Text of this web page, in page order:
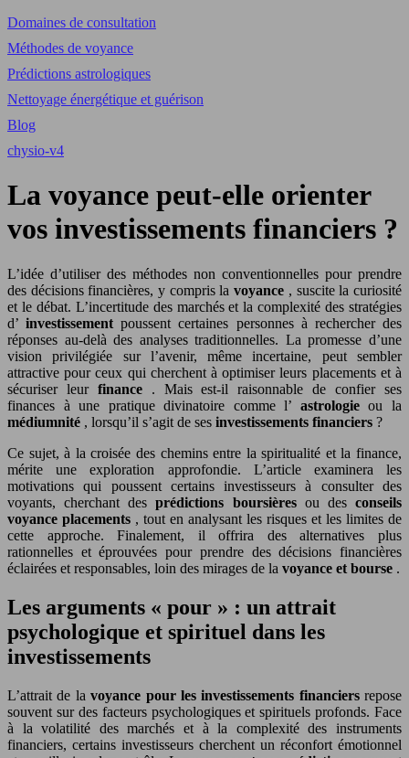
Domaines de consultation
Méthodes de voyance
Prédictions astrologiques
Nettoyage énergétique et guérison
Blog
chysio-v4
La voyance peut-elle orienter
vos investissements financiers ?
L’idée d’utiliser des méthodes non conventionnelles pour prendre
des décisions financières, y compris lavoyance , suscite la curiosité
et le débat. L’incertitude des marchés et la complexité des stratégies
d’investissementpoussent certaines personnes à rechercher des
réponses au-delà des analyses traditionnelles. La promesse d’une
vision privilégiée sur l’avenir, même incertaine, peut sembler
attractive pour ceux qui cherchent à optimiser leurs placements et à
sécuriser leur finance . Mais est-il raisonnable de confier ses
finances à une pratique divinatoire comme l’ astrologieou la
médiumnité , lorsqu’il s’agit de ses investissements financiers ?
Ce sujet, à la croisée des chemins entre la spiritualité et la finance,
mérite une exploration approfondie. L’article examinera les
motivations qui poussent certains investisseurs à consulter des
voyants, cherchant desprédictions boursières ou desconseils
voyance placements , tout en analysant les risques et les limites de
cette approche. Finalement, il offrira des alternatives plus
rationnelles et éprouvées pour prendre des décisions financières
éclairées et responsables, loin des mirages de la voyance et bourse .
Les arguments « pour » : un attrait
psychologique et spirituel dans les
investissements
L’attrait de lavoyance pour les investissements financiers repose
souvent sur des facteurs psychologiques et spirituels profonds. Face
à la volatilité des marchés et à la complexité des instruments
financiers, certains investisseurs cherchent un réconfort émotionnel